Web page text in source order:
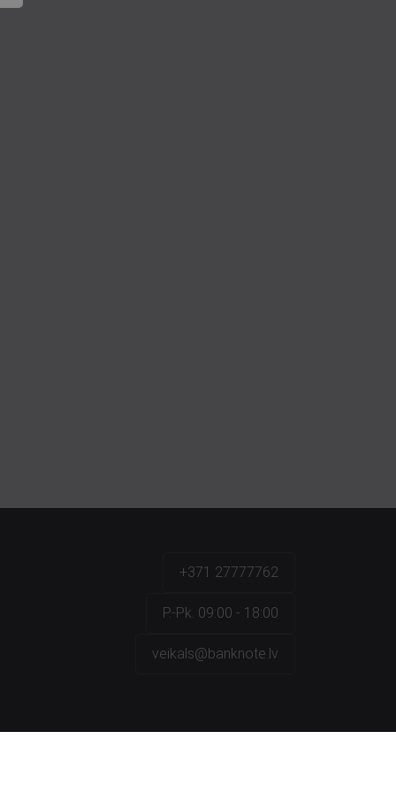
+371 27777762
P.-Pk. 09:00 - 18:00
veikals@banknote.lv